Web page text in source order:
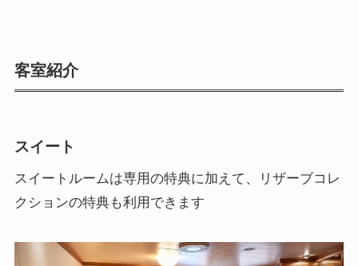
客室紹介
スイート
スイートルームは専用の特典に加えて、リザーブコレ
クションの特典も利用できます